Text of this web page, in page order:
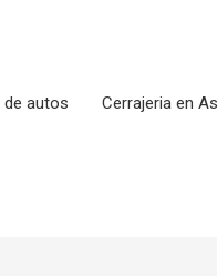
de autos Cerrajeria en